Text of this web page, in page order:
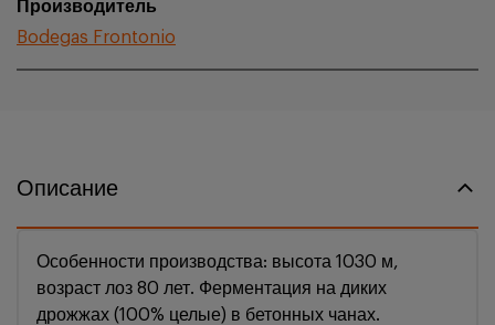
Производитель
Bodegas Frontonio
Описание
Особенности производства: высота 1030 м,
возраст лоз 80 лет. Ферментация на диких
дрожжах (100% целые) в бетонных чанах.